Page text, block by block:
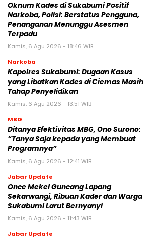
Oknum Kades di Sukabumi Positif
Narkoba, Polisi: Berstatus Pengguna,
Penanganan Menunggu Asesmen
Terpadu
Kamis, 6 Agu 2026 - 18:46 WIB
Narkoba
Kapolres Sukabumi: Dugaan Kasus
yang Libatkan Kades di Ciemas Masih
Tahap Penyelidikan
Kamis, 6 Agu 2026 - 13:51 WIB
MBG
‎Ditanya Efektivitas MBG, Ono Surono:
“Tanya Saja kepada yang Membuat
Programnya”‎
Kamis, 6 Agu 2026 - 12:41 WIB
Jabar Update
Once Mekel Guncang Lapang
Sekarwangi, Ribuan Kader dan Warga
Sukabumi Larut Bernyanyi
Kamis, 6 Agu 2026 - 11:43 WIB
Jabar Update